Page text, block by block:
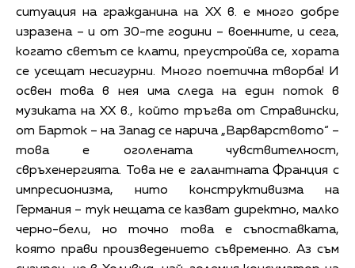
ситуация на гражданина на XX в. е много добре
изразена – и от 30-те години – военните, и сега,
когато светът се клати, преустройва се, хората
се усещат несигурни. Много поетична творба! И
освен това в нея има следа на един поток в
музиката на ХХ в., който тръгва от Стравински,
от Барток – на Запад се нарича „Варварството“ –
това е оголената чувствителност,
свръхенергията. Това не е галантната Франция с
импресионизма, нито конструктивизма на
Германия – тук нещата се казват директно, малко
черно-бели, но точно това е съпоставката,
която прави произведението съвременно. Аз съм